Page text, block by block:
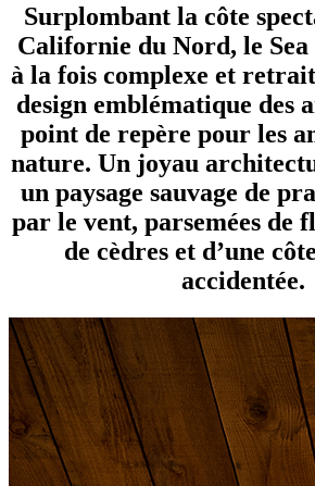
Surplombant la côte
Californie du Nord, le Sea
à la fois complexe et
design emblématique des
point de repère pour les
nature. Un joyau
un paysage sauvage de
par le vent, parsemées de
de cèdres et d’une
accidentée.